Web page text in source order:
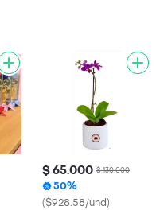
$ 65.000 $ 130.000
50%
($928.58/und)